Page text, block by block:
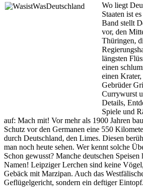
Wo liegt
Staaten ist
Band stellt
vor, den
Thüringen,
längsten
einen
einen
Gebrüder
Currywurst
Details,
Spiele und
auf: Mach mit! Vor mehr als 1900 Jahren
Schutz vor den Germanen eine 550
durch Deutschland, den Limes. Diesen
man noch heute sehen. Wer kennt solche
Schon gewusst? Manche deutschen
Namen! Leipziger Lerchen sind keine
Gebäck mit Marzipan. Auch das
Geflügelgericht, sondern ein deftiger Eintopf.